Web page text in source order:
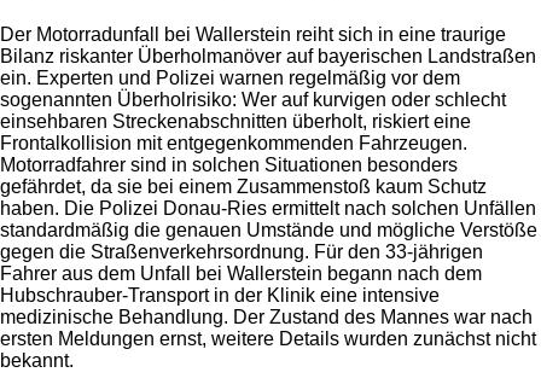
Der Motorradunfall bei Wallerstein reiht sich in eine traurige
Bilanz riskanter Überholmanöver auf bayerischen Landstraßen
ein. Experten und Polizei warnen regelmäßig vor dem
sogenannten Überholrisiko: Wer auf kurvigen oder schlecht
einsehbaren Streckenabschnitten überholt, riskiert eine
Frontalkollision mit entgegenkommenden Fahrzeugen.
Motorradfahrer sind in solchen Situationen besonders
gefährdet, da sie bei einem Zusammenstoß kaum Schutz
haben. Die Polizei Donau-Ries ermittelt nach solchen Unfällen
standardmäßig die genauen Umstände und mögliche Verstöße
gegen die Straßenverkehrsordnung. Für den 33-jährigen
Fahrer aus dem Unfall bei Wallerstein begann nach dem
Hubschrauber-Transport in der Klinik eine intensive
medizinische Behandlung. Der Zustand des Mannes war nach
ersten Meldungen ernst, weitere Details wurden zunächst nicht
bekannt.